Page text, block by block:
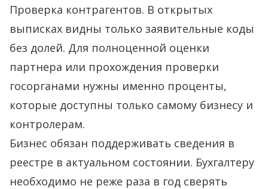
Проверка контрагентов. В открытых
выписках видны только заявительные коды
без долей. Для полноценной оценки
партнера или прохождения проверки
госорганами нужны именно проценты,
которые доступны только самому бизнесу и
контролерам.
Бизнес обязан поддерживать сведения в
реестре в актуальном состоянии. Бухгалтеру
необходимо не реже раза в год сверять